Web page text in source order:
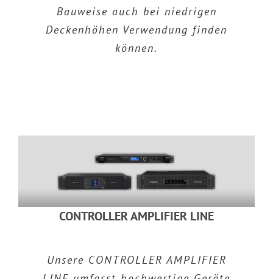
Bauweise auch bei niedrigen
Deckenhöhen Verwendung finden
können.
CONTROLLER AMPLIFIER LINE
Unsere CONTROLLER AMPLIFIER